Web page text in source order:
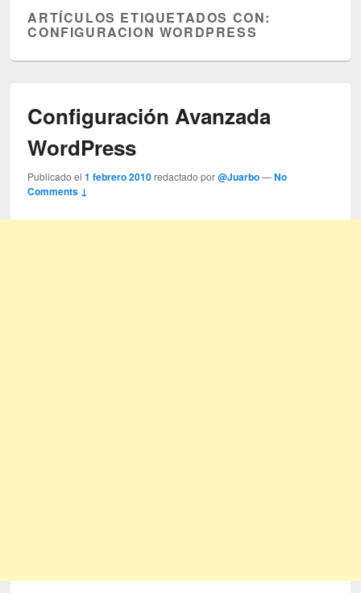
ARTÍCULOS ETIQUETADOS CON:
CONFIGURACION WORDPRESS
Configuración Avanzada
WordPress
Publicado el1 febrero 2010 redactado por@Juarbo —No
Comments ↓